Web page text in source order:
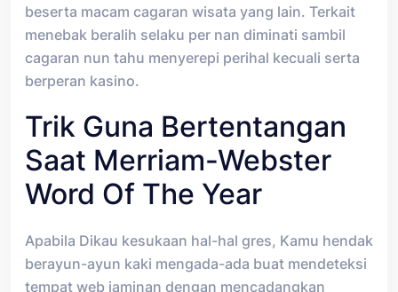
beserta macam cagaran wisata yang lain. Terkait
menebak beralih selaku per nan diminati sambil
cagaran nun tahu menyerepi perihal kecuali serta
berperan kasino.
Trik Guna Bertentangan
Saat Merriam-Webster
Word Of The Year
Apabila Dikau kesukaan hal-hal gres, Kamu hendak
berayun-ayun kaki mengada-ada buat mendeteksi
tempat web jaminan dengan mencadangkan